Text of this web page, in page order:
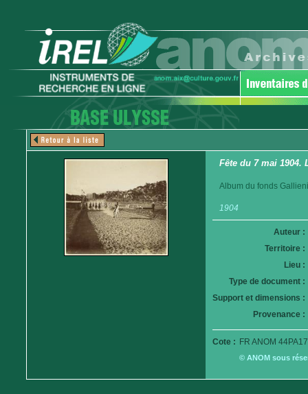
Fête du 7 mai 1904.
Album du fonds
1904
Auteur :
Territoire :
Lieu :
Type de document :
Support et dimensions :
Provenance :
Cote : FR ANOM
© ANOM sous